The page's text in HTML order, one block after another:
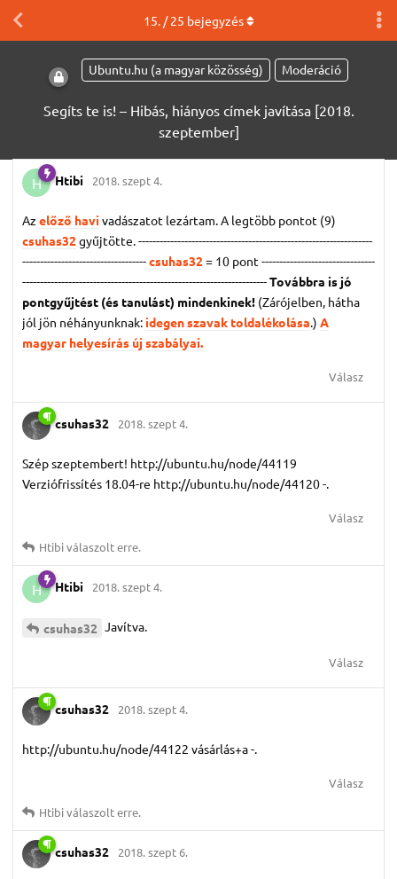
Ubuntu.hu (a magyar közösség) Moderáció
Segíts te is! – Hibás, hiányos címek javítása [2018.
szeptember]
15. /25 bejegyzés
H Htibi 2018. szept 4.
Az előző havivadászatot lezártam. A legtöbb pontot (9)
csuhas32gyűjtötte. ------------------------------------------------------------------
-----------------------------------csuhas32= 10 pont --------------------------------
---------------------------------------------------------------------Továbbra is jó
pontgyűjtést (és tanulást) mindenkinek! (Zárójelben, hátha
jól jön néhányunknak: idegen szavak toldalékolása.) A
magyar helyesírás új szabályai.
Válasz
csuhas32 2018. szept 4.
Szép szeptembert! http://ubuntu.hu/node/44119
Verziófrissítés 18.04-re http://ubuntu.hu/node/44120 -.
Válasz
Htibiválaszolt erre.
H Htibi 2018. szept 4.
csuhas32 Javítva.
Válasz
csuhas32 2018. szept 4.
http://ubuntu.hu/node/44122 vásárlás+a -.
Válasz
Htibiválaszolt erre.
csuhas32 2018. szept 6.